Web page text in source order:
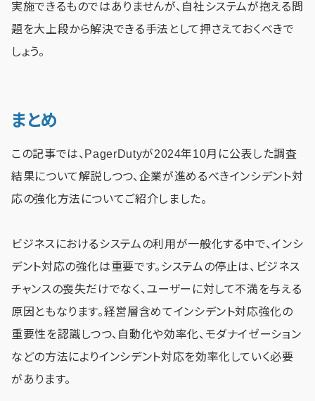
実施できるものではありませんが、自社システムが抱える問
題を大上段から解決できる手法として押さえておくべきで
しょう。
まとめ
この記事では、PagerDutyが2024年10月に公表した調査
結果について解説しつつ、企業が進めるべきインシデント対
応の強化方法についてご紹介しました。
ビジネスにおけるシステムの利用が一般化する中で、インシ
デント対応の強化は重要です。システムの停止は、ビジネス
チャンスの喪失だけでなく、ユーザーに対して不満を与える
原因ともなります。経営層含めてインシデント対応強化の
重要性を認識しつつ、自動化や効率化、モダナイゼーション
などの方法によりインシデント対応を効率化していく必要
があります。